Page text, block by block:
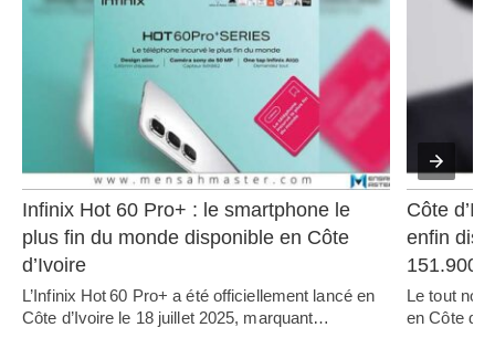
Infinix Hot 60 Pro+ : le smartphone le
plus fin du monde disponible en Côte
d’Ivoire
L’Infinix Hot 60 Pro+ a été officiellement lancé en
Côte d’Ivoire le 18 juillet 2025, marquant…
Côte
enfin
Le tout
en Côte